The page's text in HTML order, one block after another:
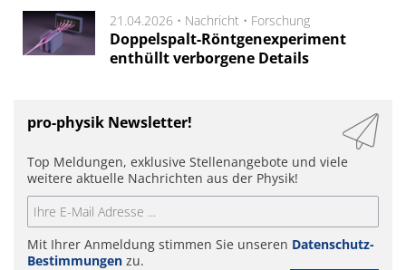
21.04.2026 • Nachricht • Forschung
Doppelspalt-Röntgenexperiment
enthüllt verborgene Details
pro-physik Newsletter!
Top Meldungen, exklusive Stellenangebote und viele
weitere aktuelle Nachrichten aus der Physik!
Mit Ihrer Anmeldung stimmen Sie unseren Datenschutz-
Bestimmungen zu.